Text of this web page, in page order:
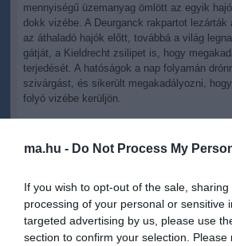
ma.hu - Do Not Process My
If you wish to opt-out of the sale,
processing of your personal or sensitive
targeted advertising by us, please use
section to confirm your selection.
mennyiségű üzemanyag ömlött az egyik
dokk vizébe. A Deurganck rakpartot
az áthaladó hajók előtt, továbbá a világ
gátját, a Kieldrecht zsilipet is, hogy
terjedését. A hatóságok a nap folyamán
szivárgást, és sikerült megakadályozni,
folyó vizébe kerüljön.
szennyeződött. Ezeket meg kell tisztítani,
dokkot" - mondta a kikötő szóvivője.
A kikötői hatóságok oldószerekkel és
kezelik a szennyezett hajókat, hogy
néhány napot igénybe vehet, és egyes
kell a dokkban maradniuk.